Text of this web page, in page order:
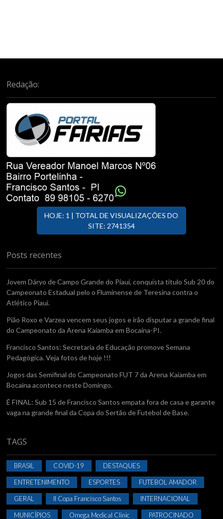
Redação:
HOJE: 1 | TOTAL DE VISUALIZAÇÕES DO
SITE: 2741354
Posts recentes
Jovem Dáryo de Campo Grande do Piauí, conquista titulo Sub 20 do
Campeonato Estadual pelo o Fluminense de Teresina contra o
Atlético Piaui.
Pião Roxo e Varzea vencem seus jogos e irão disputar a grande final
do Campeonato da Arena Kaiamba em Bocaina-PI.
Francisco Santos: Secretaria de Educação promove Semana
Pedagógica. Veja fotos de hoje !!!
Jogos das Semifinal do Campeonato FUT 7 da Arena Kaiamba em
Bocaina acontece neste Domingo.
É FINAL: Sub 15 de Francisco Santos empata fora de casa e garante
vaga na grande final da Copa do Sertão de Futebol de Base.
TAGS
BRASIL COVID-19 DESTAQUES
ENTRETENIMENTO ESPORTES FUTEBOL AMADOR
GERAL II Copa Francisco Santos INTERNACIONAL
MUNICÍPIOS Omega Medical Clinic PATROCINADO